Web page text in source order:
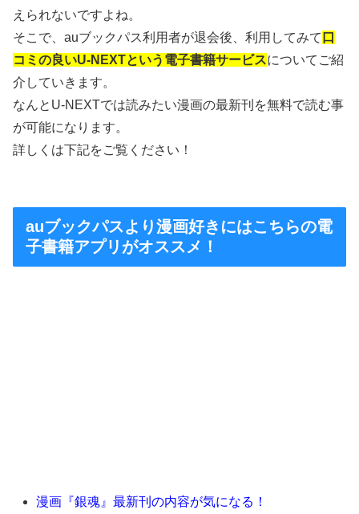
えられないですよね。
そこで、auブックパス利用者が退会後、利用してみて 口
コミの良いU-NEXTという電子書籍サービスについてご紹
介していきます。
なんとU-NEXTでは読みたい漫画の最新刊を無料で読む事
が可能になります。
詳しくは下記をご覧ください！
auブックパスより漫画好きにはこちらの電
子書籍アプリがオススメ！
漫画『銀魂』最新刊の内容が気になる！